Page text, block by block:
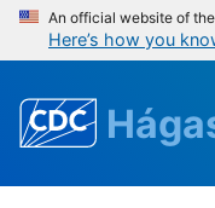
An official website of
Here’s how you